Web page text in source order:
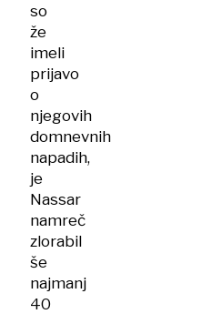
so
že
imeli
prijavo
o
njegovih
domnevnih
napadih,
je
Nassar
namreč
zlorabil
še
najmanj
40